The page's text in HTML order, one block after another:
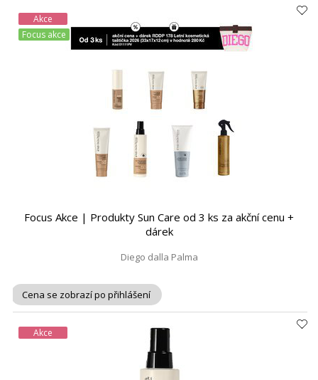
Akce
Focus akce
Focus Akce | Produkty Sun Care od 3 ks za akční cenu +
dárek
Diego dalla Palma
Cena se zobrazí po přihlášení
Akce